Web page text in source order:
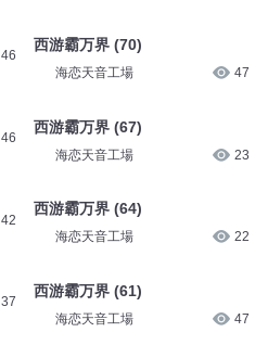
46
46
42
37
西游霸万界 (70)
海恋天音工場 47
西游霸万界 (67)
海恋天音工場 23
西游霸万界 (64)
海恋天音工場 22
西游霸万界 (61)
海恋天音工場 47